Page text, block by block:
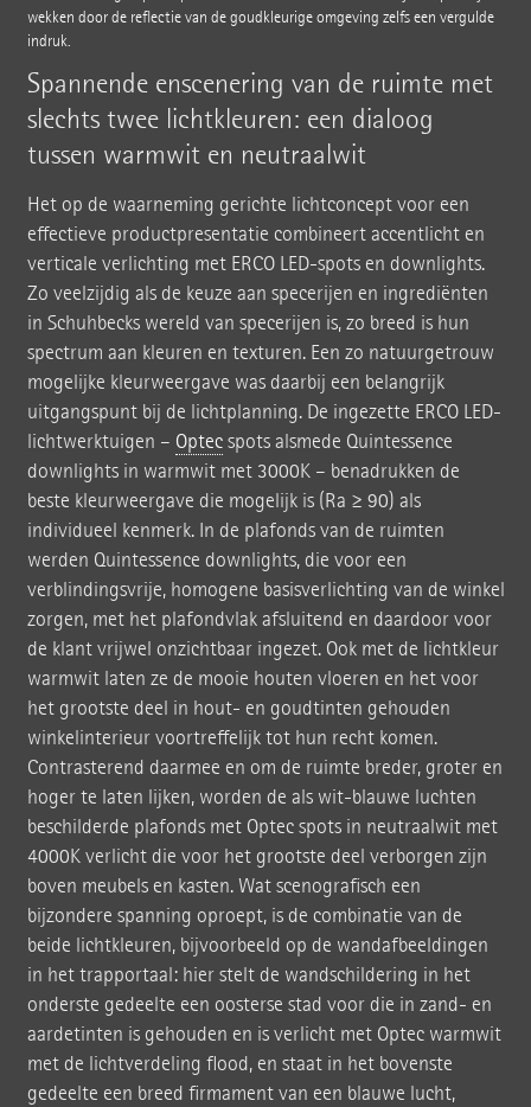
wekken door de reflectie van de goudkleurige omgeving zelfs een vergulde
indruk.
Spannende enscenering van de ruimte met
slechts twee lichtkleuren: een dialoog
tussen warmwit en neutraalwit
Het op de waarneming gerichte lichtconcept voor een
effectieve productpresentatie combineert accentlicht en
verticale verlichting met ERCO LED-spots en downlights.
Zo veelzijdig als de keuze aan specerijen en ingrediënten
in Schuhbecks wereld van specerijen is, zo breed is hun
spectrum aan kleuren en texturen. Een zo natuurgetrouw
mogelijke kleurweergave was daarbij een belangrijk
uitgangspunt bij de lichtplanning. De ingezette ERCO LED-
lichtwerktuigen – Optecspots alsmede Quintessence
downlights in warmwit met 3000K – benadrukken de
beste kleurweergave die mogelijk is (Ra ≥ 90) als
individueel kenmerk. In de plafonds van de ruimten
werden Quintessence downlights, die voor een
verblindingsvrije, homogene basisverlichting van de winkel
zorgen, met het plafondvlak afsluitend en daardoor voor
de klant vrijwel onzichtbaar ingezet. Ook met de lichtkleur
warmwit laten ze de mooie houten vloeren en het voor
het grootste deel in hout- en goudtinten gehouden
winkelinterieur voortreffelijk tot hun recht komen.
Contrasterend daarmee en om de ruimte breder, groter en
hoger te laten lijken, worden de als wit-blauwe luchten
beschilderde plafonds met Optec spots in neutraalwit met
4000K verlicht die voor het grootste deel verborgen zijn
boven meubels en kasten. Wat scenografisch een
bijzondere spanning oproept, is de combinatie van de
beide lichtkleuren, bijvoorbeeld op de wandafbeeldingen
in het trapportaal: hier stelt de wandschildering in het
onderste gedeelte een oosterse stad voor die in zand- en
aardetinten is gehouden en is verlicht met Optec warmwit
met de lichtverdeling flood, en staat in het bovenste
gedeelte een breed firmament van een blauwe lucht,